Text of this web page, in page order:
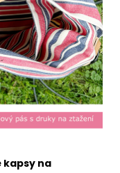
kapsy na